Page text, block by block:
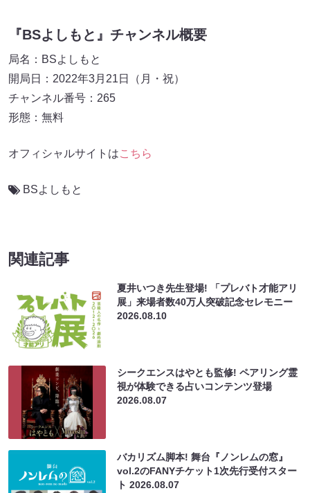
『BSよしもと』チャンネル概要
局名：BSよしもと
開局日：2022年3月21日（月・祝）
チャンネル番号：265
形態：無料
オフィシャルサイトはこちら
BSよしもと
関連記事
夏井いつき先生登場! 「プレバト才能アリ
展」来場者数40万人突破記念セレモニー
2026.08.10
シークエンスはやとも監修! ペアリング霊
視が体験できる占いコンテンツ登場
2026.08.07
バカリズム脚本! 舞台『ノンレムの窓』
vol.2のFANYチケット1次先行受付スター
ト2026.08.07